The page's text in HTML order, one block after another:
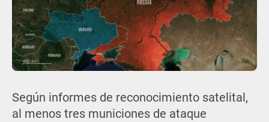
Según informes de reconocimiento satelital,
al menos tres municiones de ataque